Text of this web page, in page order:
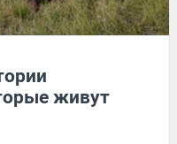
живут